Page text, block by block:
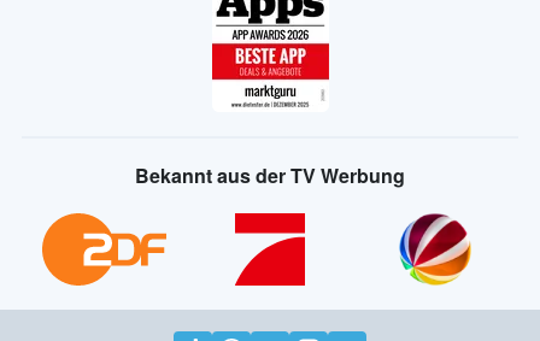
Bekannt aus der TV Werbung